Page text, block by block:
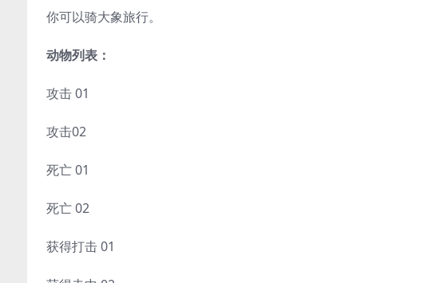
你可以骑大象旅行。
动物列表：
攻击 01
攻击02
死亡 01
死亡 02
获得打击 01